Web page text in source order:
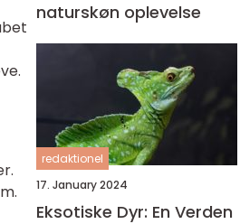
naturskøn oplevelse
redaktionel
17. January 2024
Eksotiske Dyr: En Verden